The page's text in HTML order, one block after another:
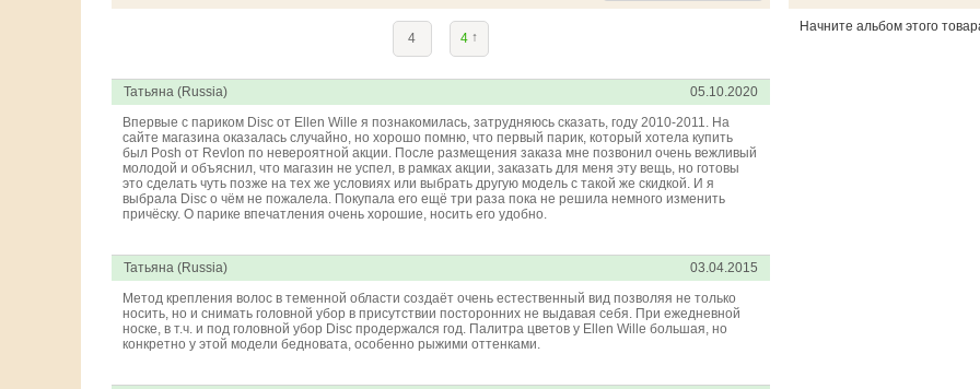
4 4↑
Татьяна (Russia)
05.10.2020
Впервые с париком Disc от Ellen Wille я познакомилась, затрудняюсь сказать, году 2010-2011. На
сайте магазина оказалась случайно, но хорошо помню, что первый парик, который хотела купить
был Posh от Revlon по невероятной акции. После размещения заказа мне позвонил очень вежливый
молодой и объяснил, что магазин не успел, в рамках акции, заказать для меня эту вещь, но готовы
это сделать чуть позже на тех же условиях или выбрать другую модель с такой же скидкой. И я
выбрала Disc о чём не пожалела. Покупала его ещё три раза пока не решила немного изменить
причёску. О парике впечатления очень хорошие, носить его удобно.
Татьяна (Russia)
03.04.2015
Метод крепления волос в теменной области создаёт очень естественный вид позволяя не только
носить, но и снимать головной убор в присутствии посторонних не выдавая себя. При ежедневной
носке, в т.ч. и под головной убор Disc продержался год. Палитра цветов у Ellen Wille большая, но
конкретно у этой модели бедновата, особенно рыжими оттенками.
Начните альбом этого